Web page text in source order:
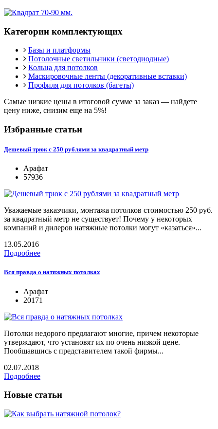
Категории комплектующих
Базы и платформы
Потолочные светильники (светодиодные)
Кольца для потолков
Маскировочные ленты (декоративные вставки)
Профиля для потолков (багеты)
Самые низкие цены в итоговой сумме за заказ — найдете
цену ниже, снизим еще на 5%!
Избранные статьи
Дешевый трюк с 250 рублями за квадратный метр
Арафат
57936
Уважаемые заказчики, монтажа потолков стоимостью 250 руб.
за квадратный метр не существует! Почему у некоторых
компаний и дилеров натяжные потолки могут «казаться»...
13.05.2016
Подробнее
Вся правда о натяжных потолках
Арафат
20171
Потолки недорого предлагают многие, причем некоторые
утверждают, что установят их по очень низкой цене.
Пообщавшись с представителем такой фирмы...
02.07.2018
Подробнее
Новые статьи